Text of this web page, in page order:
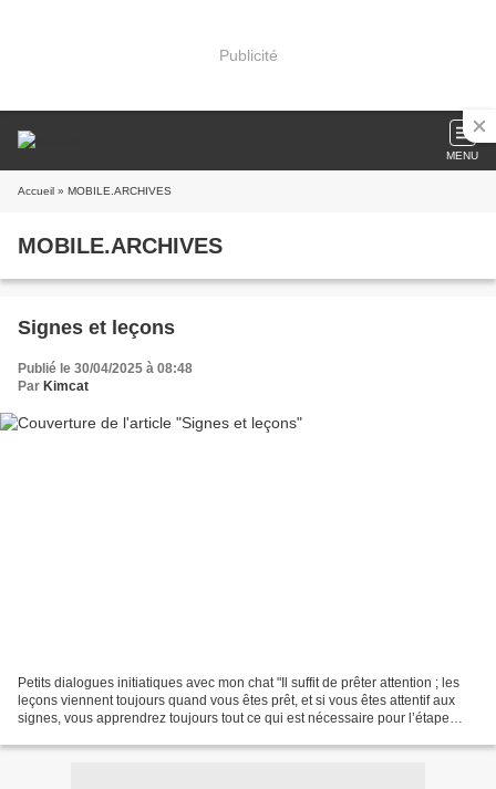
Publicité
MENU
Accueil » MOBILE.ARCHIVES
MOBILE.ARCHIVES
Signes et leçons
Publié le 30/04/2025 à 08:48
Par Kimcat
Petits dialogues initiatiques avec mon chat "Il suffit de prêter attention ; les
leçons viennent toujours quand vous êtes prêt, et si vous êtes attentif aux
signes, vous apprendrez toujours tout ce qui est nécessaire pour l’étape